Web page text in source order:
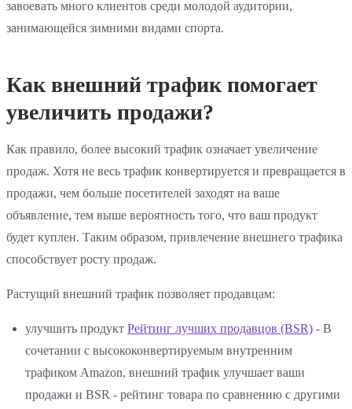
завоевать много клиентов среди молодой аудитории,
занимающейся зимними видами спорта.
Как внешний трафик помогает
увеличить продажи?
Как правило, более высокий трафик означает увеличение
продаж. Хотя не весь трафик конвертируется и превращается в
продажи, чем больше посетителей заходят на ваше
объявление, тем выше вероятность того, что ваш продукт
будет куплен. Таким образом, привлечение внешнего трафика
способствует росту продаж.
Растущий внешний трафик позволяет продавцам:
улучшить продукт Рейтинг лучших продавцов (BSR) - В
сочетании с высококонвертируемым внутренним
трафиком Amazon, внешний трафик улучшает ваши
продажи и BSR - рейтинг товара по сравнению с другими